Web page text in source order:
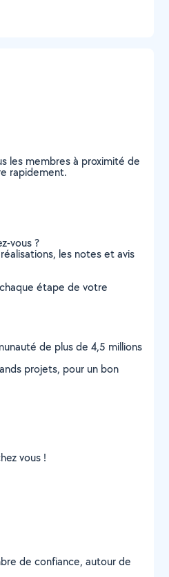
les membres à proximité de
rapidement.
vous ?
les notes et avis
étape de votre
de plus de 4,5 millions
projets, pour un bon
vous !
de confiance, autour de